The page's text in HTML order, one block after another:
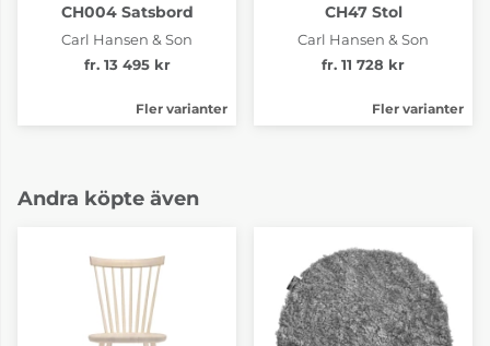
CH004 Satsbord
Carl Hansen & Son
fr. 13 495 kr
Fler varianter
CH47 Stol
Carl Hansen & Son
fr. 11 728 kr
Fler varianter
Andra köpte även